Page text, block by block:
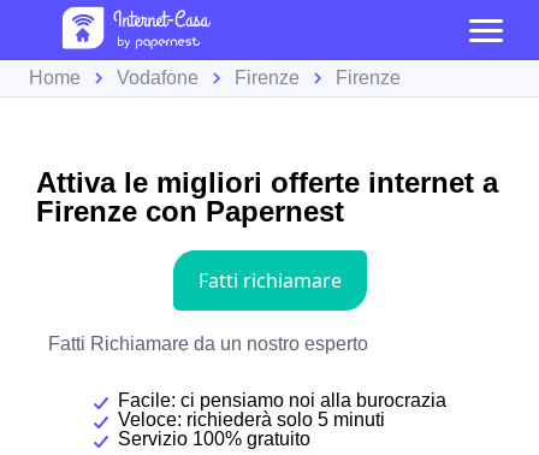
Home Vodafone Firenze Firenze